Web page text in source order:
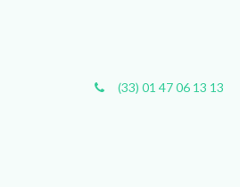
(33) 01 47 06 13 13